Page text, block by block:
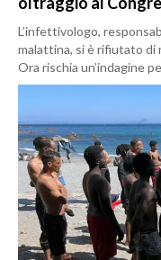
L’infettivologo,
malattina, si è rifiutato di
Ora rischia un’indagine